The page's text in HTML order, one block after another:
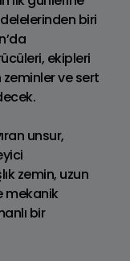
biri
ekipleri
ve sert
unsur,
zemin, uzun
mekanik
bir